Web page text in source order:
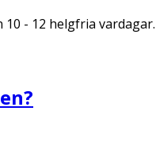
10 - 12 helgfria vardagar.